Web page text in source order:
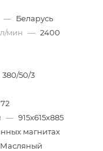
— Беларусь
мин — 2400
380/50/3
72
— 915х615х885
магнитах
Масляный